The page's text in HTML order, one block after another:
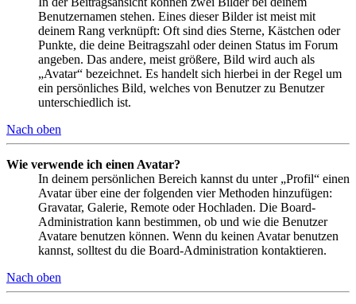
Benutzernamen stehen. Eines dieser Bilder ist meist mit
deinem Rang verknüpft: Oft sind dies Sterne, Kästchen oder
Punkte, die deine Beitragszahl oder deinen Status im Forum
angeben. Das andere, meist größere, Bild wird auch als
„Avatar“ bezeichnet. Es handelt sich hierbei in der Regel um
ein persönliches Bild, welches von Benutzer zu Benutzer
unterschiedlich ist.
Nach oben
Wie verwende ich einen Avatar?
In deinem persönlichen Bereich kannst du unter „Profil“ einen
Avatar über eine der folgenden vier Methoden hinzufügen:
Gravatar, Galerie, Remote oder Hochladen. Die Board-
Administration kann bestimmen, ob und wie die Benutzer
Avatare benutzen können. Wenn du keinen Avatar benutzen
kannst, solltest du die Board-Administration kontaktieren.
Nach oben